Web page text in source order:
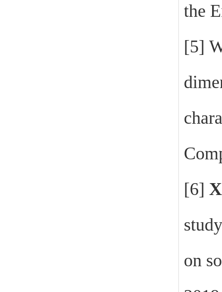
the
[5]
[6]
on